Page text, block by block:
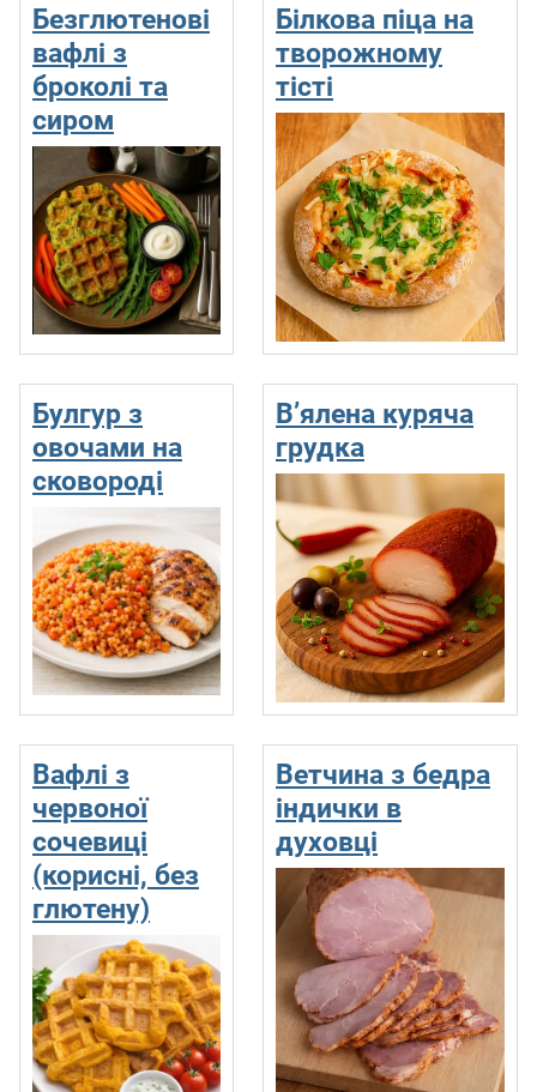
Безглютенові
вафлі з
броколі та
сиром
Білкова піца на
творожному
тісті
Булгур з
овочами на
сковороді
В’ялена куряча
грудка
Вафлі з
червоної
сочевиці
(корисні, без
глютену)
Ветчина з бедра
індички в
духовці